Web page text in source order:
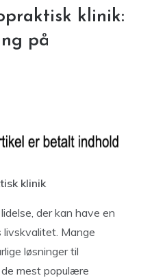
klinik:
på
klinik
der kan have en
livskvalitet. Mange
løsninger til
mest populære